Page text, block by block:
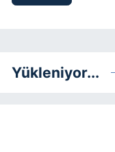
Yükleniyor...